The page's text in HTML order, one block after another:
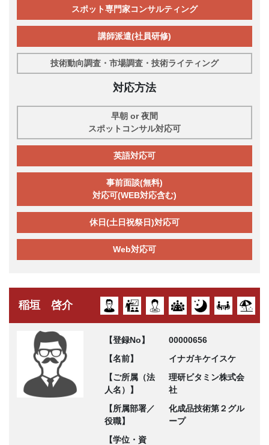
スポット専門家コンサルティング
講師派遣(社員研修)
技術動向調査・市場調査・技術ライティング
対応方法
早朝 or 夜間
スポットコンサル対応可
英語対応可
事前面談(無料)
対応可(WEB対応含む)
休日(土日祝祭日)対応可
Web対応可
稲垣 啓介
【登録No】
00000656
【名前】
イナガキケイスケ
【ご所属（法
人名）】
理研ビタミン株式会
社
【所属部署／
役職】
化成品技術第２グル
ープ
【学位・資